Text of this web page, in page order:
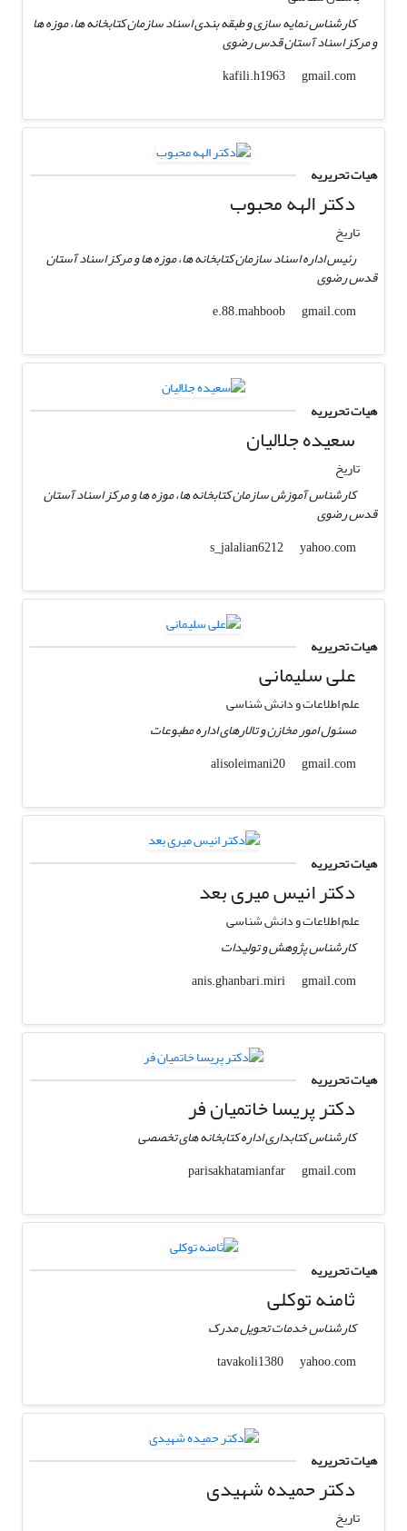
کارشناس نمایه سازی و طبقه بندی اسناد سازمان کتابخانه ها، موزه ها
و مرکز اسناد آستان قدس رضوی
kafili.h1963
gmail.com
هیات تحریریه
دکتر الهه محبوب
تاریخ
رئیس اداره اسناد سازمان کتابخانه ها، موزه ها و مرکز اسناد آستان
قدس رضوی
e.88.mahboob
gmail.com
هیات تحریریه
سعیده جلالیان
تاریخ
کارشناس آموزش سازمان کتابخانه ها، موزه ها و مرکز اسناد آستان
قدس رضوی
s_jalalian6212
yahoo.com
هیات تحریریه
علی سلیمانی
علم اطلاعات و دانش شناسی
مسئول امور مخازن و تالارهای اداره مطبوعات
alisoleimani20
gmail.com
هیات تحریریه
دکتر انیس میری بعد
علم اطلاعات و دانش شناسی
کارشناس پژوهش و تولیدات
anis.ghanbari.miri
gmail.com
هیات تحریریه
دکتر پریسا خاتمیان فر
کارشناس کتابداری اداره کتابخانه های تخصصی
parisakhatamianfar
gmail.com
هیات تحریریه
ثامنه توکلی
کارشناس خدمات تحویل مدرک
tavakoli1380
yahoo.com
هیات تحریریه
دکتر حمیده شهیدی
تاریخ